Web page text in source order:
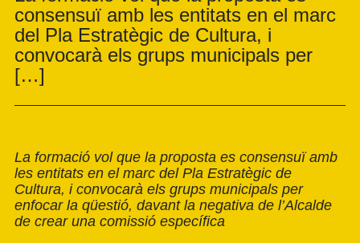
consensuï amb les entitats en el marc
del Pla Estratègic de Cultura, i
convocarà els grups municipals per
[…]
La formació vol que la proposta es consensuï amb
les entitats en el marc del Pla Estratègic de
Cultura, i convocarà els grups municipals per
enfocar la qüestió, davant la negativa de l’Alcalde
de crear una comissió específica